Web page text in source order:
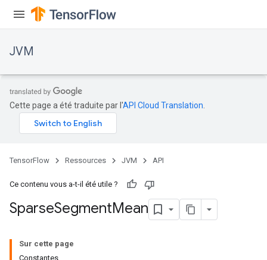
JVM
Cette page a été traduite par l'API Cloud Translation
TensorFlow Ressources JVM API
Ce contenu vous a-t-il été utile ?
SparseSegmentMean
Sur cette page
Constantes